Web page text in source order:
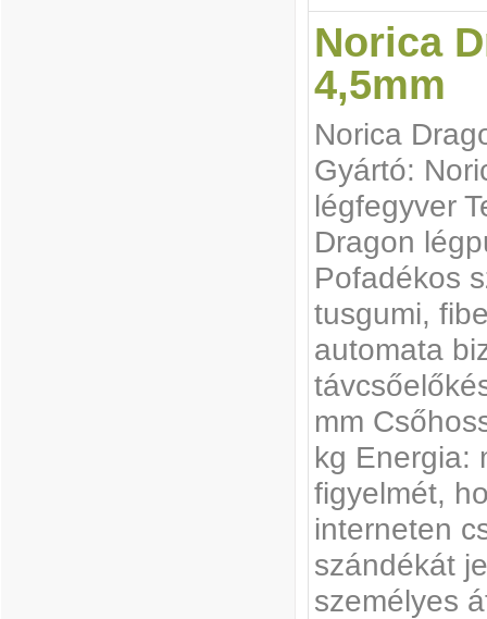
Norica
4,5mm
Norica
Gyártó:
légfegyver
Dragon
Pofadékos
tusgumi,
automata
mm
kg Energia:
figyelmét,
interneten
szándékát
személyes